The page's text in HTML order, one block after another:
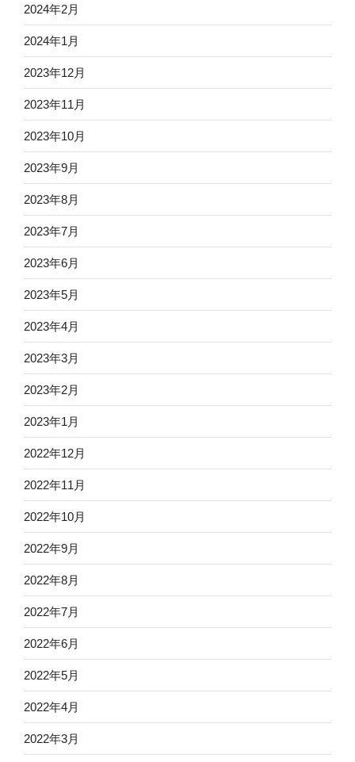
2024年2月
2024年1月
2023年12月
2023年11月
2023年10月
2023年9月
2023年8月
2023年7月
2023年6月
2023年5月
2023年4月
2023年3月
2023年2月
2023年1月
2022年12月
2022年11月
2022年10月
2022年9月
2022年8月
2022年7月
2022年6月
2022年5月
2022年4月
2022年3月